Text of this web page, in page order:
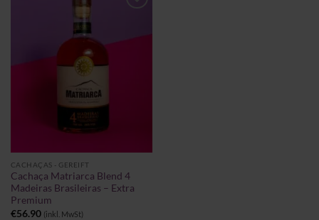
CACHAÇAS - GEREIFT
Cachaça Matriarca Blend 4
Madeiras Brasileiras – Extra
Premium
€56.90 (inkl. MwSt)